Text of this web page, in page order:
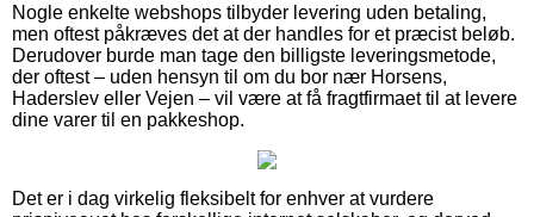
Nogle enkelte webshops tilbyder levering uden betaling,
men oftest påkræves det at der handles for et præcist beløb.
Derudover burde man tage den billigste leveringsmetode,
der oftest – uden hensyn til om du bor nær Horsens,
Haderslev eller Vejen – vil være at få fragtfirmaet til at levere
dine varer til en pakkeshop.
Det er i dag virkelig fleksibelt for enhver at vurdere